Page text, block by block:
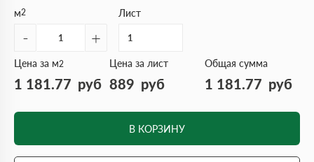
м2
- +
Лист
Цена за м2
1 181.77 руб
Цена за лист
889 руб
Общая сумма
1 181.77 руб
В КОРЗИНУ